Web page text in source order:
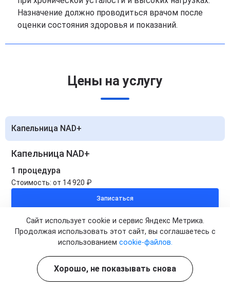
Назначение должно проводиться врачом после
оценки состояния здоровья и показаний.
Цены на услугу
Капельница NAD+
Капельница NAD+
1 процедура
Стоимость: от 14 920 ₽
Записаться
Капельница NAD+
Стоимость:от 74 600 ₽
Цена по акции:от 63 400 ₽
Записаться
Сайт использует cookie и сервис Яндекс Метрика.
Продолжая использовать этот сайт, вы соглашаетесь с
использованием cookie-файлов.
Хорошо, не показывать снова